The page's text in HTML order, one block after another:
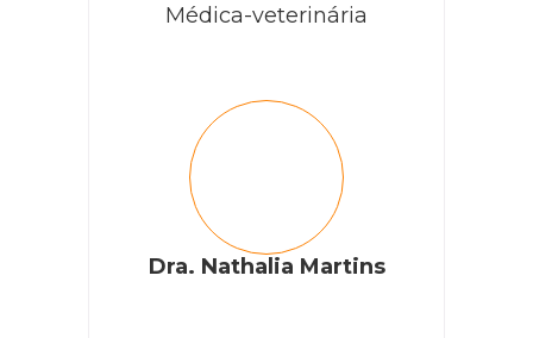
Médica-veterinária
Dra. Nathalia Martins